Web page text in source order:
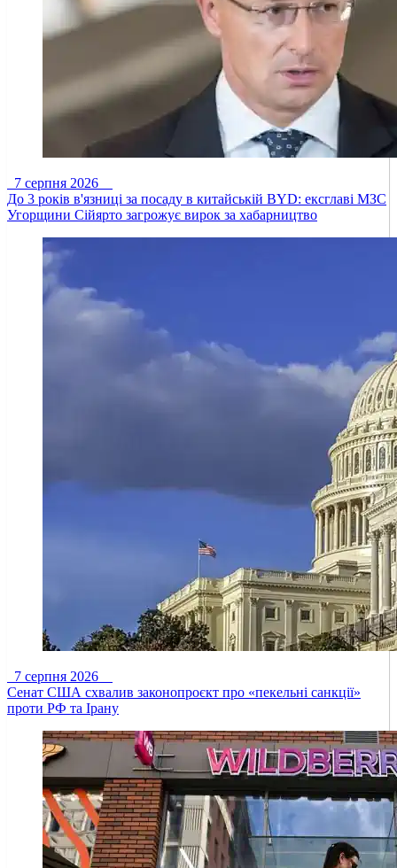
7 серпня 2026
До 3 років в'язниці за посаду в китайській BYD: ексглаві МЗС
Угорщини Сійярто загрожує вирок за хабарництво
7 серпня 2026
Сенат США схвалив законопроєкт про «пекельні санкції»
проти РФ та Ірану